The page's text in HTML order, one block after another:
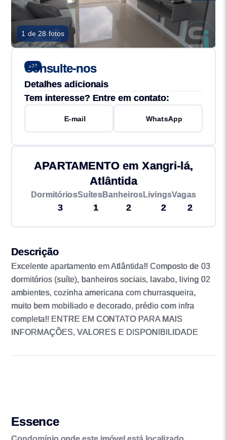
1 de 28 fotos
303
Consulte-nos
Detalhes adicionais
Tem interesse? Entre em contato:
E-mail WhatsApp
APARTAMENTO em Xangri-lá,
Atlântida
Dormitórios
3
Suítes
1
Banheiros
2
Livings
2
Vagas
2
Descrição
Excelente apartamento em Atlântida!! Composto de 03
dormitórios (suíte), banheiros sociais, lavabo, living 02
ambientes, cozinha americana com churrasqueira,
muito bem mobiliado e decorado, prédio com infra
completa!! ENTRE EM CONTATO PARA MAIS
INFORMAÇÕES, VALORES E DISPONIBILIDADE
Essence